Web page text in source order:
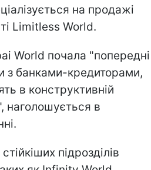
на продажі
Limitless World.
World почала "попередні
з банками-кредиторами,
в конструктивній
наголошується в
підрозділів